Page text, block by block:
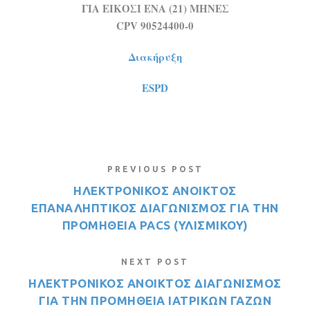
ΓΙΑ ΕΙΚΟΣΙ ΕΝΑ (21) ΜΗΝΕΣ
CPV 90524400-0
Διακήρυξη
ESPD
PREVIOUS POST
ΗΛΕΚΤΡΟΝΙΚΟΣ ΑΝΟΙΚΤΟΣ
ΕΠΑΝΑΛΗΠΤΙΚΟΣ ΔΙΑΓΩΝΙΣΜΟΣ ΓΙΑ ΤΗΝ
ΠΡΟΜΗΘΕΙΑ PACS (ΥΛΙΣΜΙΚΟΥ)
NEXT POST
ΗΛΕΚΤΡΟΝΙΚΟΣ ΑΝΟΙΚΤΟΣ ΔΙΑΓΩΝΙΣΜΟΣ
ΓΙΑ ΤΗΝ ΠΡΟΜΗΘΕΙΑ ΙΑΤΡΙΚΩΝ ΓΑΖΩΝ